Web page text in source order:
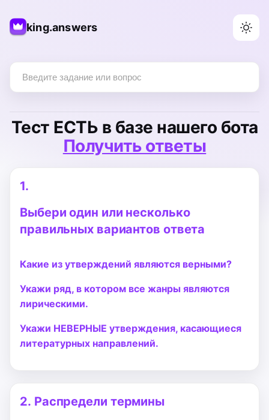
king.answers
Тест ЕСТЬ в базе нашего бота
Получить ответы
1.
Выбери один или несколько
правильных вариантов ответа
Какие из утверждений являются верными?
Укажи ряд, в котором все жанры являются
лирическими.
Укажи НЕВЕРНЫЕ утверждения, касающиеся
литературных направлений.
2. Распредели термины